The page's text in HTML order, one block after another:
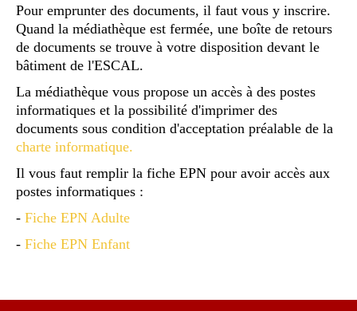
Pour emprunter des documents, il faut vous y inscrire.
Quand la médiathèque est fermée, une boîte de retours
de documents se trouve à votre disposition devant le
bâtiment de l'ESCAL.
La médiathèque vous propose un accès à des postes
informatiques et la possibilité d'imprimer des
documents sous condition d'acceptation préalable de la
charte informatique.
Il vous faut remplir la fiche EPN pour avoir accès aux
postes informatiques :
- Fiche EPN Adulte
- Fiche EPN Enfant